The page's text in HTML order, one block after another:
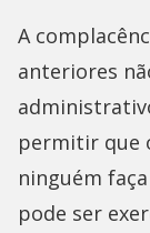
A
anteriores
permitir que
ninguém
pode ser